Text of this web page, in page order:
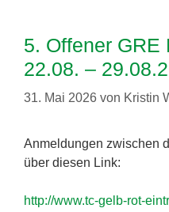
5. Offener GRE
22.08. –
31. Mai 2026 von Kristin
Anmeldungen zwischen
über diesen Link:
http://www.tc-gelb-rot-